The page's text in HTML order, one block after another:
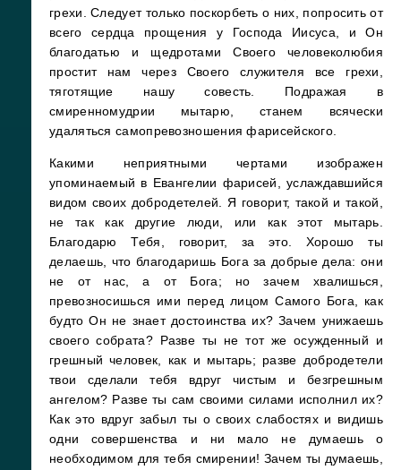
грехи. Следует только поскорбеть о них, попросить от
всего сердца прощения у Господа Иисуса, и Он
благодатью и щедротами Своего человеколюбия
простит нам через Своего служителя все грехи,
тяготящие нашу совесть. Подражая в
смиренномудрии мытарю, станем всячески
удаляться самопревозношения фарисейского.
Какими неприятными чертами изображен
упоминаемый в Евангелии фарисей, услаждавшийся
видом своих добродетелей. Я говорит, такой и такой,
не так как другие люди, или как этот мытарь.
Благодарю Тебя, говорит, за это. Хорошо ты
делаешь, что благодаришь Бога за добрые дела: они
не от нас, а от Бога; но зачем хвалишься,
превозносишься ими перед лицом Самого Бога, как
будто Он не знает достоинства их? Зачем унижаешь
своего собрата? Разве ты не тот же осужденный и
грешный человек, как и мытарь; разве добродетели
твои сделали тебя вдруг чистым и безгрешным
ангелом? Разве ты сам своими силами исполнил их?
Как это вдруг забыл ты о своих слабостях и видишь
одни совершенства и ни мало не думаешь о
необходимом для тебя смирении! Зачем ты думаешь,